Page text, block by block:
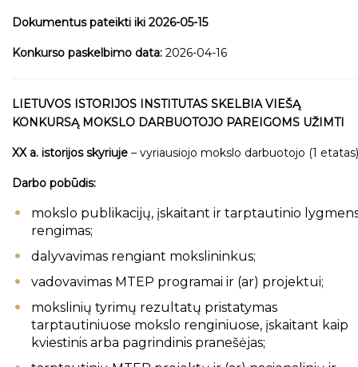
Dokumentus pateikti iki 2026-05-15
Konkurso paskelbimo data: 2026-04-16
LIETUVOS ISTORIJOS INSTITUTAS SKELBIA VIEŠĄ
KONKURSĄ MOKSLO DARBUOTOJO PAREIGOMS UŽIMTI
XX a. istorijos skyriuje – vyriausiojo mokslo darbuotojo (1 etatas)
Darbo pobūdis:
mokslo publikacijų, įskaitant ir tarptautinio
rengimas;
dalyvavimas rengiant mokslininkus;
vadovavimas MTEP programai ir (ar) projektui;
mokslinių tyrimų rezultatų pristatymas
tarptautiniuose mokslo renginiuose, įskaitant kaip
kviestinis arba pagrindinis pranešėjas;